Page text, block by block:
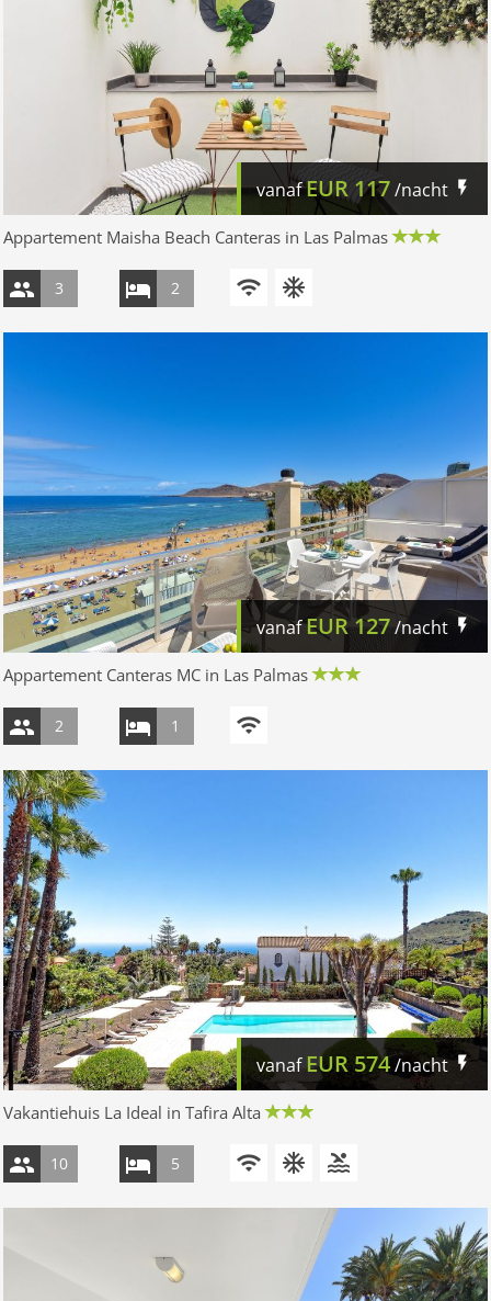
vanafEUR 117/nacht
Appartement Maisha Beach Canteras in Las Palmas
3 2
vanafEUR 127/nacht
Appartement Canteras MC in Las Palmas
2 1
vanaf EUR574/nacht
Vakantiehuis La Ideal in Tafira Alta
10 5